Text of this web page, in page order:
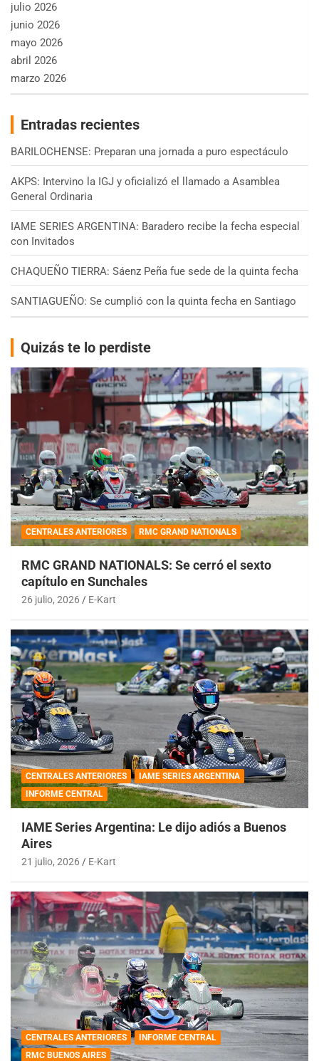
julio 2026
junio 2026
mayo 2026
abril 2026
marzo 2026
Entradas recientes
BARILOCHENSE: Preparan una jornada a puro espectáculo
AKPS: Intervino la IGJ y oficializó el llamado a Asamblea
General Ordinaria
IAME SERIES ARGENTINA: Baradero recibe la fecha especial
con Invitados
CHAQUEÑO TIERRA: Sáenz Peña fue sede de la quinta fecha
SANTIAGUEÑO: Se cumplió con la quinta fecha en Santiago
Quizás te lo perdiste
CENTRALES ANTERIORES RMC GRAND NATIONALS
RMC GRAND NATIONALS: Se cerró el sexto
capítulo en Sunchales
26 julio, 2026 E-Kart
CENTRALES ANTERIORES
IAME SERIES ARGENTINA
INFORME CENTRAL
IAME Series Argentina: Le dijo adiós a Buenos
Aires
21 julio, 2026 E-Kart
CENTRALES ANTERIORES
INFORME CENTRAL
RMC BUENOS AIRES